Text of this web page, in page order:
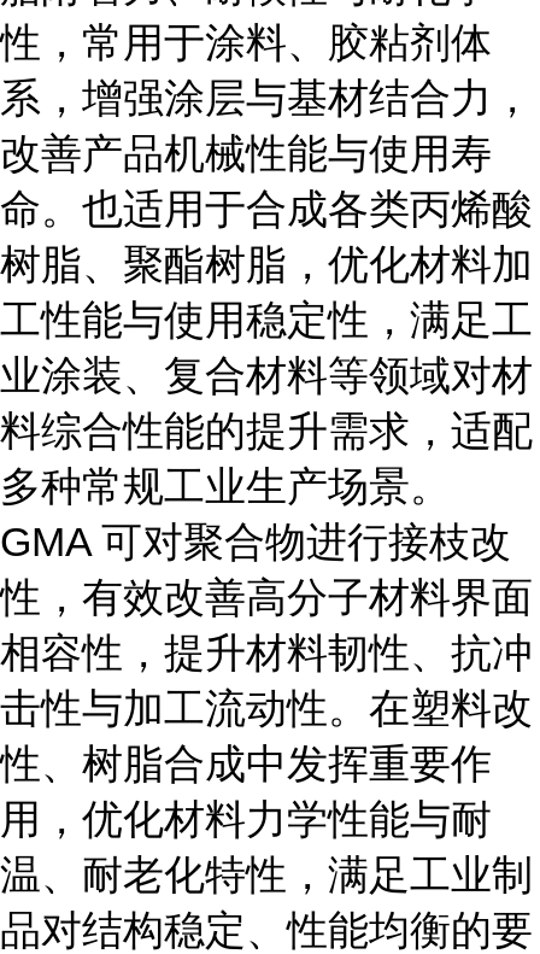
性，常用于涂料、胶粘剂体
系，增强涂层与基材结合力，
改善产品机械性能与使用寿
命。也适用于合成各类丙烯酸
树脂、聚酯树脂，优化材料加
工性能与使用稳定性，满足工
业涂装、复合材料等领域对材
料综合性能的提升需求，适配
多种常规工业生产场景。
GMA 可对聚合物进行接枝改
性，有效改善高分子材料界面
相容性，提升材料韧性、抗冲
击性与加工流动性。在塑料改
性、树脂合成中发挥重要作
用，优化材料力学性能与耐
温、耐老化特性，满足工业制
品对结构稳定、性能均衡的要